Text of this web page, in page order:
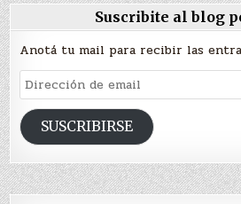
Suscribite al blog
Anotá tu mail para recibir las
Dirección
de
emailSUSCRIBIRSE